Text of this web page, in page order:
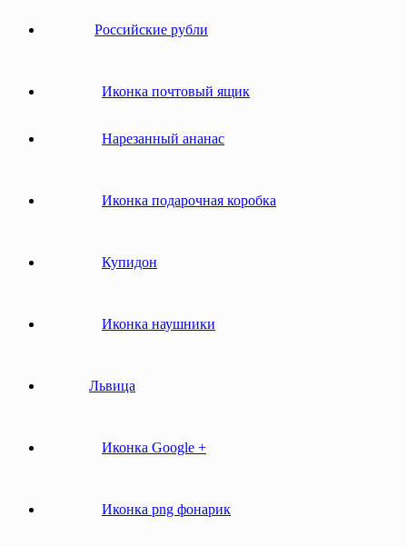
Российские рубли
Иконка почтовый ящик
Нарезанный ананас
Иконка подарочная коробка
Купидон
Иконка наушники
Львица
Иконка Google +
Иконка png фонарик